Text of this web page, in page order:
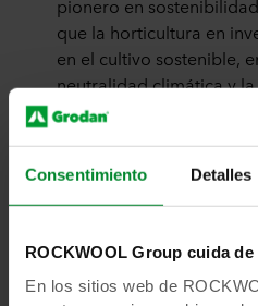
Consentimiento Detalles
ROCKWOOL Group cuida
En los sitios web de
pionero en
que la horticultura en
en el cultivo sostenible,
neutralidad climática y
pesticidas se conviertan
alta tecnología en
todo el mundo y sea un
de la sostenibilidad.